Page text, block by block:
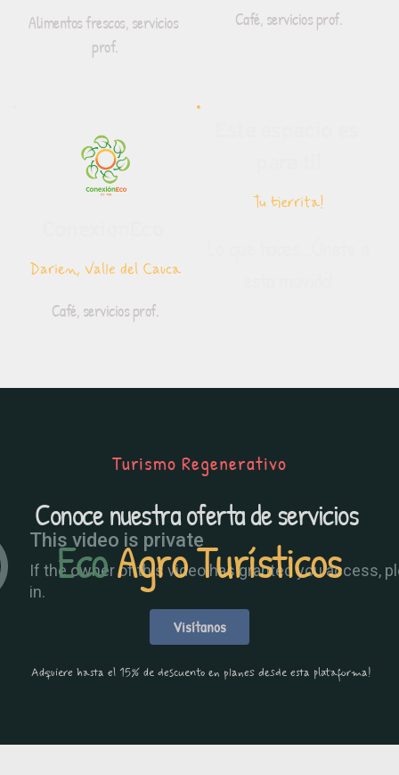
Alimentos frescos, servicios
prof.
Café, servicios prof.
Darien, Valle del Cauca
Café, servicios prof.
Tu tierrita!
Turismo Regenerativo
Conoce nuestra oferta de servicios
Eco Agro Turísticos
Visítanos
Adquiere hasta el 15% de descuento en planes desde esta plataforma!